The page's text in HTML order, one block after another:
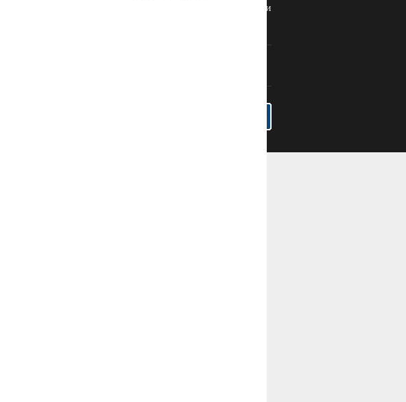
Политика конфиденциальности